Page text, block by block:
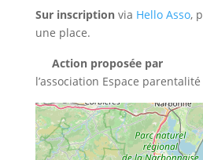
Sur inscriptionvia Hello Asso,
une place.
Action proposée par
l’association Espace parentalité